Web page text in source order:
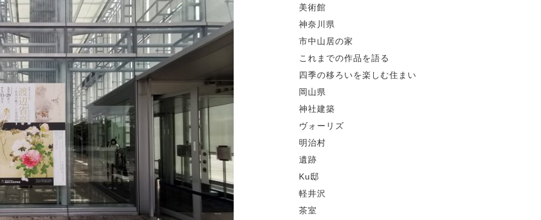
美術館
神奈川県
市中山居の家
これまでの作品を語る
四季の移ろいを楽しむ住まい
岡山県
神社建築
ヴォーリズ
明治村
遺跡
Ku邸
軽井沢
茶室